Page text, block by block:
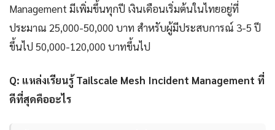
Management มีเพิ่มขึ้นทุกปี เงินเดือนเริ่มต้นในไทยอยู่ที่
ประมาณ 25,000-50,000 บาท สำหรับผู้มีประสบการณ์ 3-5 ปี
ขึ้นไป 50,000-120,000 บาทขึ้นไป
Q: แหล่งเรียนรู้ Tailscale Mesh Incident Management ที่
ดีที่สุดคืออะไร